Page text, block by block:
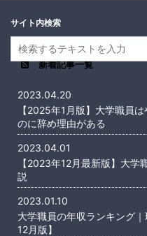
サイト内検索
新着記事一覧
2023.04.20
【2025年1月版】大学職員
のに辞め理由がある
2023.04.01
【2023年12月最新版】大学
説
2023.01.10
大学職員の年収ランキング
12月版】